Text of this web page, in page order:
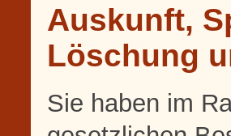
Auskunft,
Löschung
Sie haben im